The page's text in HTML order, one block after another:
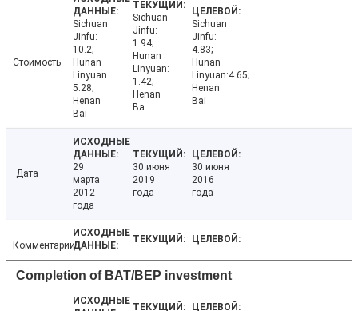
Стоимость
Sichuan
Jinfu:
10.2;
Hunan
Linyuan
5.28;
Henan
Bai
Sichuan
Jinfu:
1.94;
Hunan
Linyuan:
1.42;
Henan
Ba
Sichuan
Jinfu:
4.83;
Hunan
Linyuan:4.65;
Henan
Bai
Дата
29
марта
2012
года
30 июня
2019
года
30 июня
2016
года
Комментарии
Completion of BAT/BEP investment